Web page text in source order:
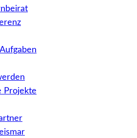
Projekte